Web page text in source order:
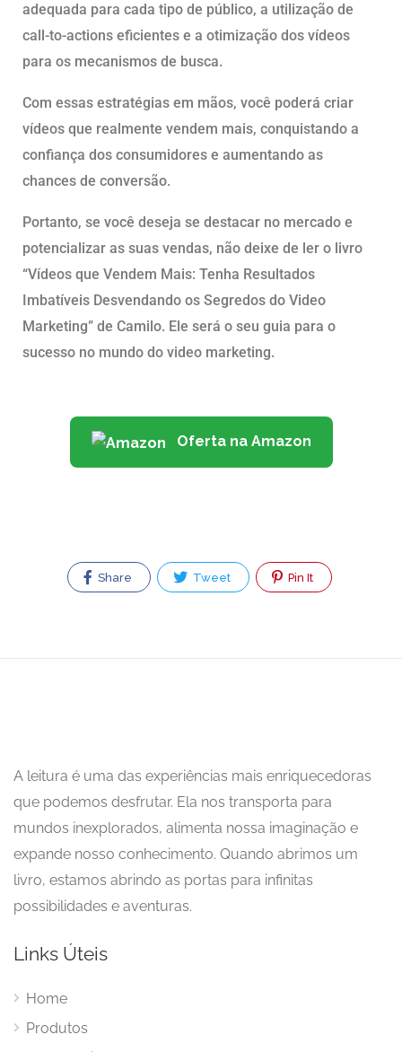
adequada para cada tipo de público, a utilização de
call-to-actions eficientes e a otimização dos vídeos
para os mecanismos de busca.
Com essas estratégias em mãos, você poderá criar
vídeos que realmente vendem mais, conquistando a
confiança dos consumidores e aumentando as
chances de conversão.
Portanto, se você deseja se destacar no mercado e
potencializar as suas vendas, não deixe de ler o livro
“Vídeos que Vendem Mais: Tenha Resultados
Imbatíveis Desvendando os Segredos do Video
Marketing” de Camilo. Ele será o seu guia para o
sucesso no mundo do video marketing.
Oferta na Amazon
Share Tweet Pin It
A leitura é uma das experiências mais enriquecedoras
que podemos desfrutar. Ela nos transporta para
mundos inexplorados, alimenta nossa imaginação e
expande nosso conhecimento. Quando abrimos um
livro, estamos abrindo as portas para infinitas
possibilidades e aventuras.
Links Úteis
Home
Produtos